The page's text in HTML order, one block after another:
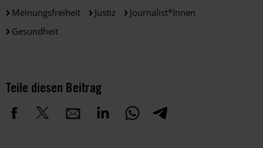
Meinungsfreiheit Justiz
Journalist*innen
Gesundheit
Teile diesen Beitrag